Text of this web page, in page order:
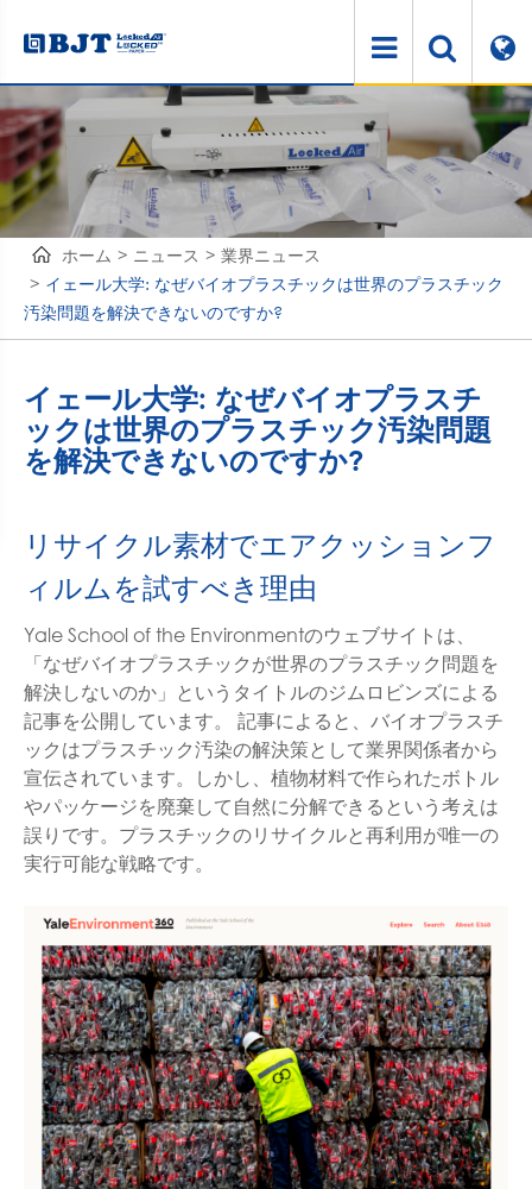
ホーム ニュース
業界ニュース
イェール大学: なぜバイオプラスチックは世界のプラスチック
汚染問題を解決できないのですか?
イェール大学: なぜバイオプラスチ
ックは世界のプラスチック汚染問題
を解決できないのですか?
リサイクル素材でエアクッションフ
ィルムを試すべき理由
Yale School of the Environmentのウェブサイトは、
「なぜバイオプラスチックが世界のプラスチック問題を
解決しないのか」というタイトルのジムロビンズによる
記事を公開しています。 記事によると、バイオプラスチ
ックはプラスチック汚染の解決策として業界関係者から
宣伝されています。しかし、植物材料で作られたボトル
やパッケージを廃棄して自然に分解できるという考えは
誤りです。プラスチックのリサイクルと再利用が唯一の
実行可能な戦略です。